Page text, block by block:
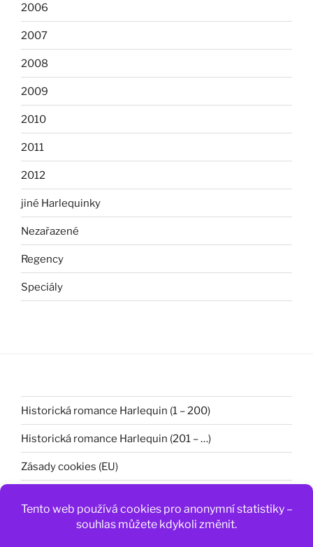
2006
2007
2008
2009
2010
2011
2012
jiné Harlequinky
Nezařazené
Regency
Speciály
Historická romance Harlequin (1 – 200)
Historická romance Harlequin (201 – …)
Zásady cookies (EU)